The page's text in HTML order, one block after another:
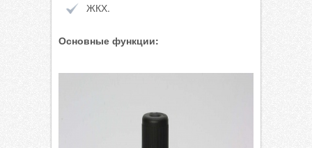
ЖКХ.
Основные функции: